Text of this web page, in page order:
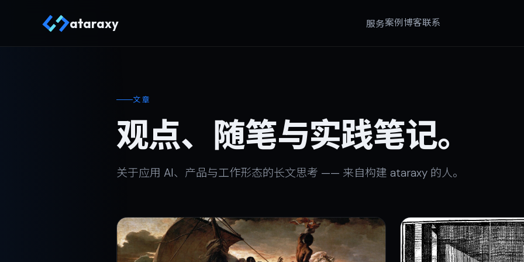
ataraxy 服务案例博客联系
文章
观点、随笔与实践笔记。
关于应用 AI、产品与工作形态的长文思考 —— 来自构建 ataraxy 的人。